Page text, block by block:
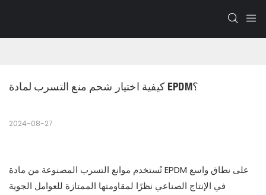
كيفية اختيار شحم منع التسرب لمادة EPDM؟
2024-08-27
تُستخدم موانع التسرب المصنوعة من مادة EPDM على نطاق واسع
في الإنتاج الصناعي نظرًا لمقاومتها الممتازة للعوامل الجوية